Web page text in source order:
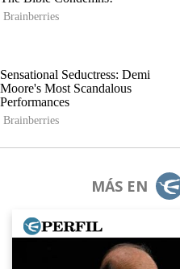
MÁS EN